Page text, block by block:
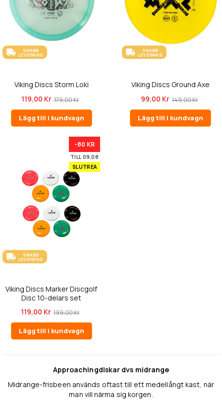
SNABB
LEVERANS
Viking Discs Storm Loki
119,00 Kr 179,00 Kr
Lägg till i kundvagn
SNABB
LEVERANS
Viking Discs Ground Axe
99,00 Kr 149,00 Kr
Lägg till i kundvagn
-80 KR
TILL 09.08
SLUTREA
SNABB
LEVERANS
Viking Discs Marker Discgolf
Disc 10-delars set
119,00 Kr 199,00 Kr
Lägg till i kundvagn
Approachingdiskar dvs midrange
Midrange-frisbeen används oftast till ett medellångt kast, när
man vill närma sig korgen.